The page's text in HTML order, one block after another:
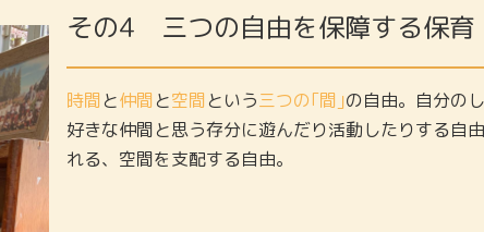
その4 三つの自由を保障する保育
時間と仲間と空間という三つの｢間｣の自由。自分の
好きな仲間と思う存分に遊んだり活動したりする自
れる、空間を支配する自由。